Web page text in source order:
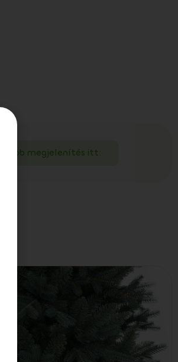
Több megjelenítés itt: